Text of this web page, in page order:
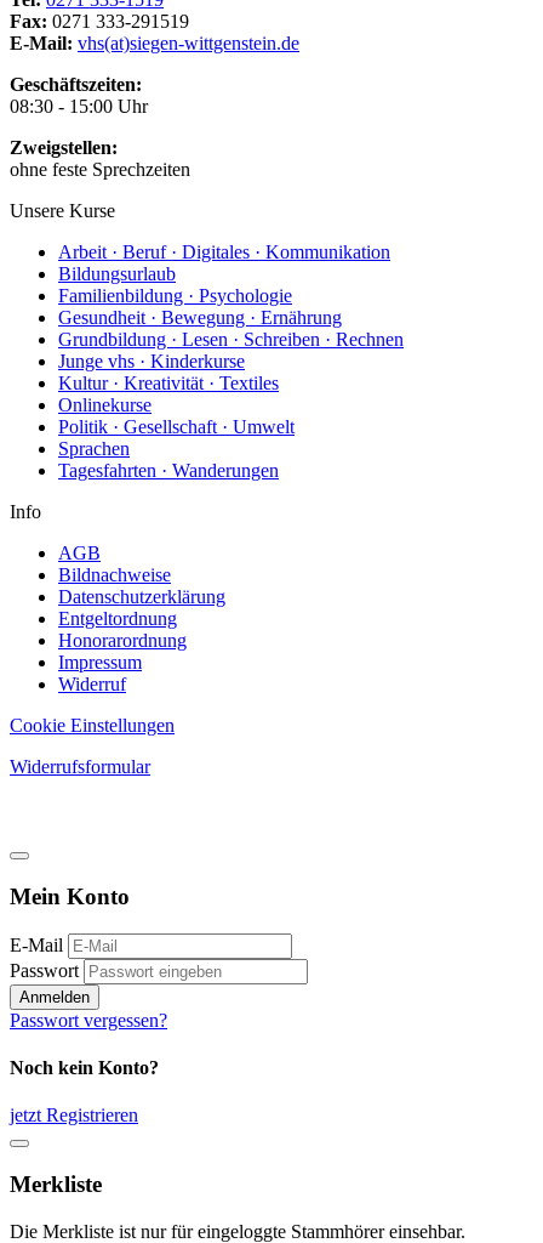
Fax: 0271 333-291519
E-Mail: vhs(at)siegen-wittgenstein.de
Geschäftszeiten:
08:30 - 15:00 Uhr
Zweigstellen:
ohne feste Sprechzeiten
Unsere Kurse
Arbeit · Beruf · Digitales · Kommunikation
Bildungsurlaub
Familienbildung · Psychologie
Gesundheit · Bewegung · Ernährung
Grundbildung · Lesen · Schreiben · Rechnen
Junge vhs · Kinderkurse
Kultur · Kreativität · Textiles
Onlinekurse
Politik · Gesellschaft · Umwelt
Sprachen
Tagesfahrten · Wanderungen
Info
AGB
Bildnachweise
Datenschutzerklärung
Entgeltordnung
Honorarordnung
Impressum
Widerruf
Cookie Einstellungen
Widerrufsformular
Mein Konto
E-Mail
Passwort
Anmelden
Passwort vergessen?
Noch kein Konto?
jetzt Registrieren
Merkliste
Die Merkliste ist nur für eingeloggte Stammhörer einsehbar.